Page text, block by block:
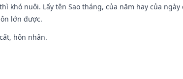
khó nuôi. Lấy tên Sao tháng, của năm hay của
lớn được.
hôn nhân.